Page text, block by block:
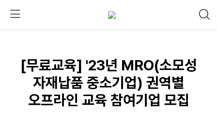
[무료교육] '23년 MRO(소모성
자재납품 중소기업) 권역별
오프라인 교육 참여기업 모집